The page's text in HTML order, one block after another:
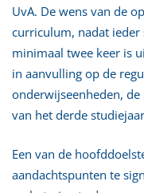
UvA. De wens van de
curriculum, nadat
minimaal twee keer is
in aanvulling op de
onderwijseenheden,
van het derde
Een van de
aandachtspunten te